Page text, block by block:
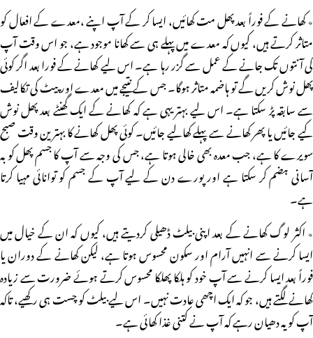
٭ کھانے کے فوراً بعد پھل مت کھائیں، ایسا کر کے آپ اپنے ،معدے کے افعال کو
متاثر کرتے ہیں، کیوں کہ معدے میں پہلے ہی سے کھانا موجود ہے، جو اس وقت آپ
کی آنتوں تک جانے کے عمل سے گزر رہا ہے۔ اس لیے کھانے کے فورا بعد اگر کوئی
پھل نوش کریں گے تو ہاضمہ متاثر ہوگا۔ جس کے نتیجے میں معدے اور پیٹ کی تکالیف
سے سابقہ پڑ سکتا ہے۔ اس لیے بہتر یہی ہے کہ کھانے کے ایک گھنٹے بعد پھل نوش
کیے جائیں یا پھر کھانے سے پہلے کھالیے جائیں۔ کوئی پھل کھانے کا بہترین وقت صبح
سویرے کا ہے، جب معدہ بھی خالی ہوتا ہے، جس کی وجہ سے آپ کا جسم پھل کو بہ
آسانی ہضم کر سکتا ہے اور پورے دن کے لیے آپ کے جسم کو توانائی مہیا کرتا
ہے۔
٭ اکثر لوگ کھانے کے بعد اپنی بیلٹ ڈھیلی کردیتے ہیں، کیوں کہ ان کے خیال میں
ایسا کرنے سے انہیں آرام اور سکون محسوس ہوتا ہے، لیکن کھانے کے دوران یا
فوراً بعد ایسا کرنے سے آپ خود کو ہلکا پھلکا محسوس کرتے ہوئے ضرورت سے زیادہ
کھانے لگتے ہیں، جو کہ ایک اچھی عادت نہیں۔ اس لیے بیلٹ کو چست ہی رکھیے، تاکہ
آپ کو یہ دھیان رہے کہ آپ نے کتنی غذا کھائی ہے۔